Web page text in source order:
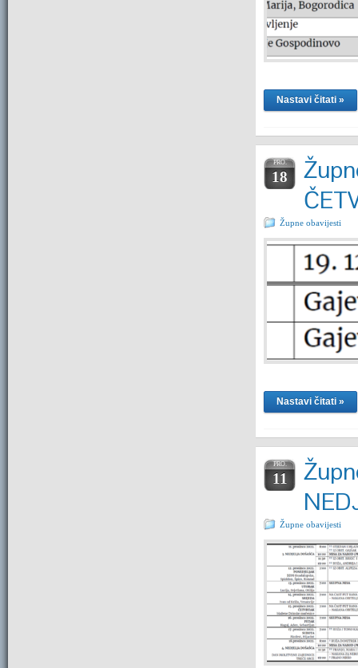
Nastavi čitati »
PRO.
18
Župne obavijesti
Nastavi čitati »
PRO.
11
Župne obavijesti